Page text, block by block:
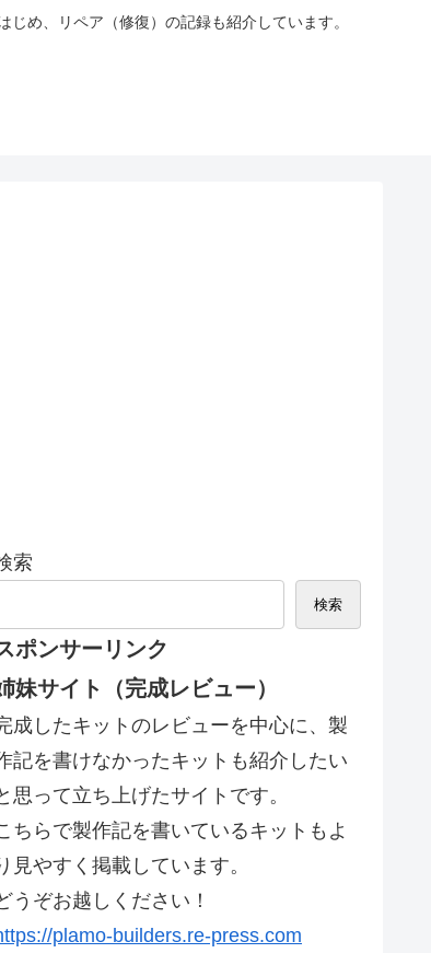
め、リペア（修復）の記録も紹介しています。
索
検索
ポンサーリンク
妹サイト（完成レビュー）
成したキットのレビューを中心に、製
記を書けなかったキットも紹介したい
思って立ち上げたサイトです。
ちらで製作記を書いているキットもよ
見やすく掲載しています。
うぞお越しください！
plamo-builders.re-press.com